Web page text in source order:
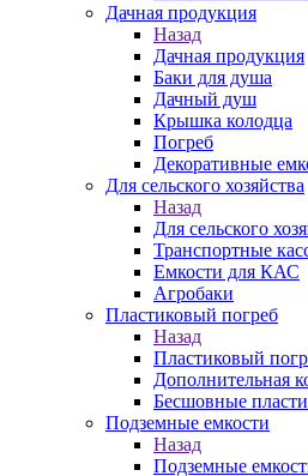
Дачная продукция
Назад
Дачная продукция
Баки для душа
Дачный душ
Крышка колодца
Погреб
Декоративные
Для сельского хозяйства
Назад
Для сельского
Транспортные
Емкости для КАС
Агробаки
Пластиковый погреб
Назад
Пластиковый
Дополнительная
Бесшовные
Подземные емкости
Назад
Подземные